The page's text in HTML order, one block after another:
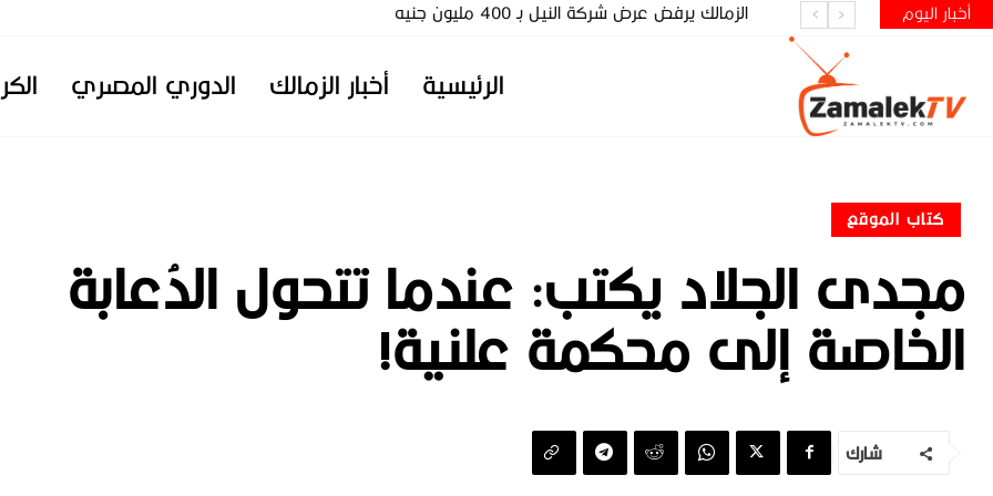
أخبار اليوم الزمالك يرفض عرض شركة النيل بـ 400 مليون جنيه
الرئيسية أخبار الزمالك الدوري المصري
كتاب الموقع
مجدى الجلاد يكتب: عندما تتحول الدُعابة
الخاصة إلى محكمة علنية!
شارك